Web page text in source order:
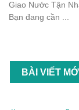
Giao Nước Tận
Bạn đang cần ...
BÀI VIẾT